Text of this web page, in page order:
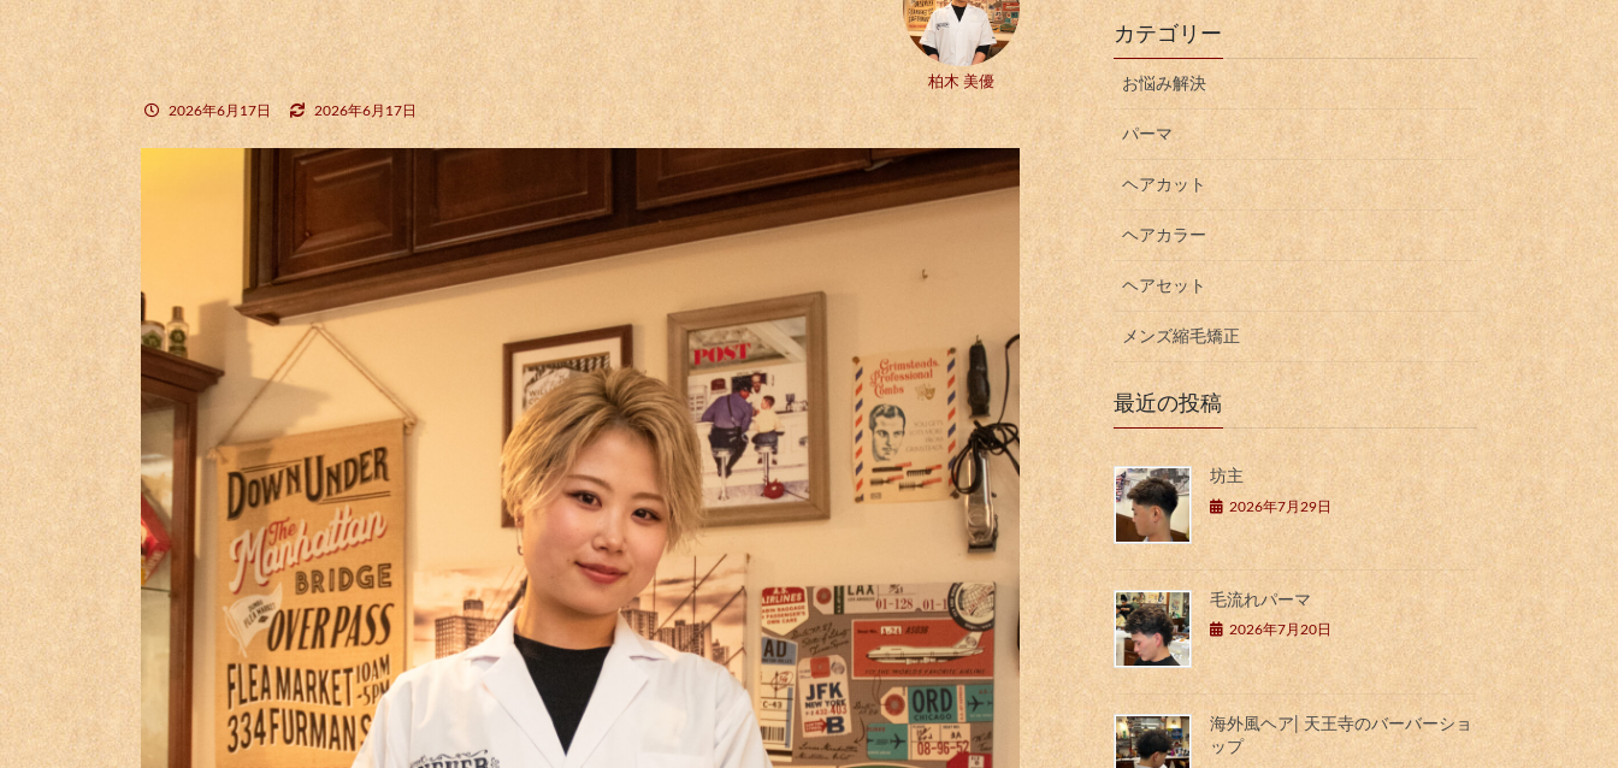
柏木 美優
2026年6月17日
2026年6月17日
カテゴリー
お悩み解決
パーマ
ヘアカット
ヘアカラー
ヘアセット
メンズ縮毛矯正
最近の投稿
坊主
2026年7月29日
毛流れパーマ
2026年7月20日
海外風ヘア| 天王寺のバーバーショ
ップ